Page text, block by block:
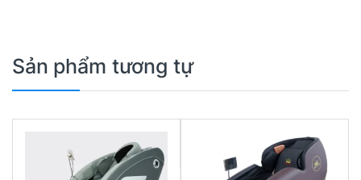
Sản phẩm tương tự